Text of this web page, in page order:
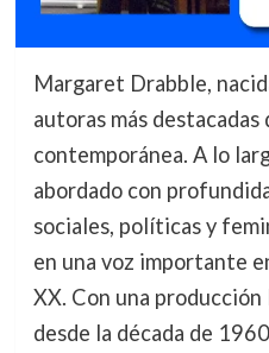
Margaret Drabble,
autoras más
contemporánea. A lo
abordado con
sociales, políticas y
en una voz importante
XX. Con una
desde la década de